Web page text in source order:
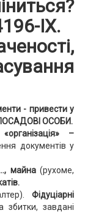
ІХ.
- привести у
ПОСАДОВІ ОСОБИ.
–
документів у
майна(рухоме,
Фідуціарні
збитки, завдані